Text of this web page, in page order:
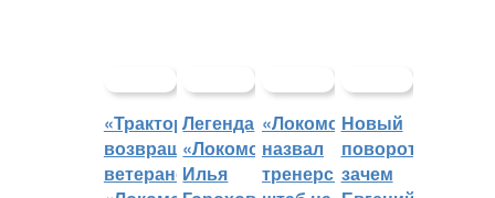
«Трактор»
возвращает
ветеранов,
Легенда
«Локомотива»
Илья
«Локомотив»
назвал
тренерский
Новый
поворот:
зачем